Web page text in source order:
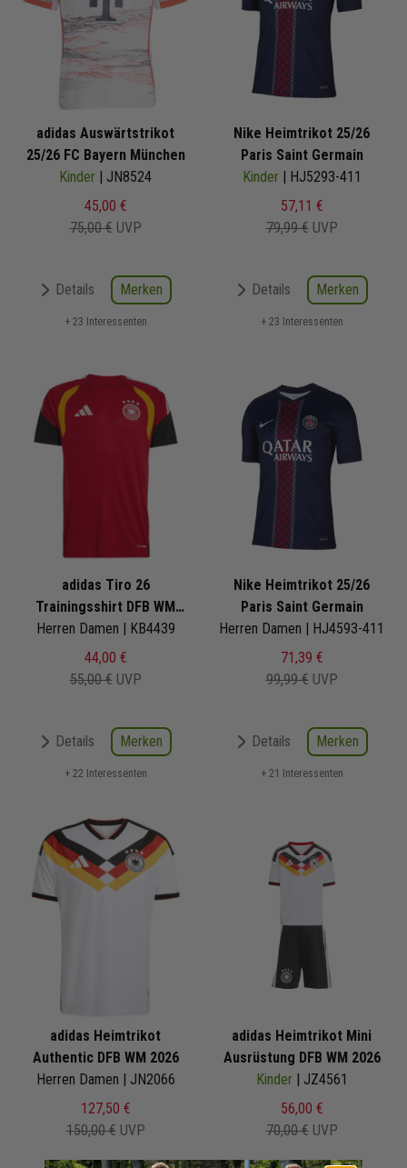
adidas Auswärtstrikot
25/26 FC Bayern München
Kinder | JN8524
45,00 €
75,00 € UVP
Details Merken
+ 23 Interessenten
Nike Heimtrikot 25/26
Paris Saint Germain
Kinder | HJ5293-411
57,11 €
79,99 € UVP
Details Merken
+ 23 Interessenten
adidas Tiro 26
Trainingsshirt DFB WM
2026
Herren Damen | KB4439
44,00 €
55,00 € UVP
Details Merken
+ 22 Interessenten
Nike Heimtrikot 25/26
Paris Saint Germain
Herren Damen | HJ4593-411
71,39 €
99,99 € UVP
Details Merken
+ 21 Interessenten
adidas Heimtrikot
Authentic DFB WM 2026
Herren Damen | JN2066
127,50 €
150,00 € UVP
adidas Heimtrikot Mini
Ausrüstung DFB WM 2026
Kinder | JZ4561
56,00 €
70,00 € UVP